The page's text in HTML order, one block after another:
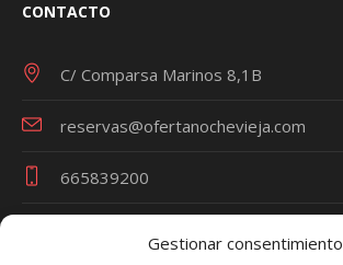
Gestionar consentimiento
CONTACTO
C/ Comparsa Marinos 8,1B
reservas@ofertanochevieja.com
665839200